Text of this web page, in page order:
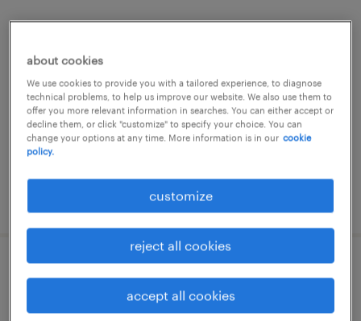
ッキング・梱包、その他（倉庫・軽作業）
神奈川県横浜市緑区, 神奈川県
temporary
¥1400.00 per hour
その他の個配・宅配・ルート・配送、中型
トラック、準中型免許、中型免許
about cookies
We use cookies to provide you with a tailored experience, to diagnose
technical problems, to help us improve our website. We also use them to
offer you more relevant information in searches. You can either accept or
decline them, or click "customize" to specify your choice. You can
change your options at any time. More information is in our cookie
policy.
customize
reject all cookies
accept all cookies